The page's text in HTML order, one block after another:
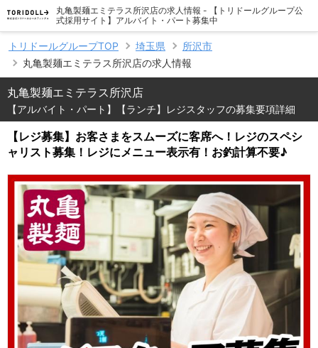
丸亀製麺エミテラス所沢店の求人情報 - 【トリドールグループ公
式採用サイト】アルバイト・パート募集中
トリドールグループTOP 埼玉県
所沢市
丸亀製麺エミテラス所沢店の求人情報
丸亀製麺エミテラス所沢店
【アルバイト・パート】【ランチ】レジスタッフの募集要項詳細
【レジ募集】お客さまをスムーズに客席へ！レジのスペシ
ャリスト募集！レジにメニュー表示有！お釣計算不要♪